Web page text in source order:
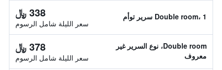
Double room، 1 سرير توأم 338 ﷼
سعر الليلة شامل الرسوم
Double room، نوع السرير غير
معروف
378 ﷼
سعر الليلة شامل الرسوم